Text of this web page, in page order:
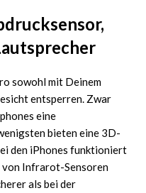
sowohl mit Deinem
entsperren. Zwar
eine
bieten eine 3D-
den iPhones funktioniert
von Infrarot-Sensoren
als bei der